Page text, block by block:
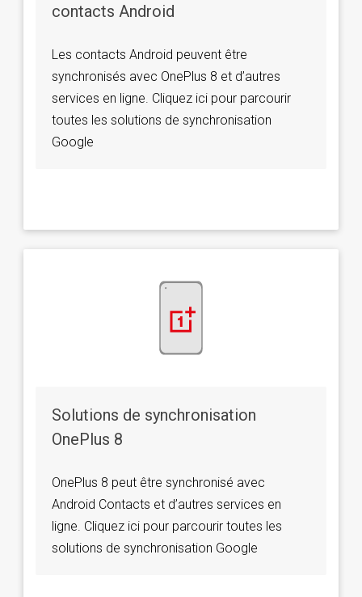
contacts Android
Les contacts Android peuvent être
synchronisés avec OnePlus 8 et d’autres
services en ligne. Cliquez ici pour parcourir
toutes les solutions de synchronisation
Google
Solutions de synchronisation
OnePlus 8
OnePlus 8 peut être synchronisé avec
Android Contacts et d’autres services en
ligne. Cliquez ici pour parcourir toutes les
solutions de synchronisation Google